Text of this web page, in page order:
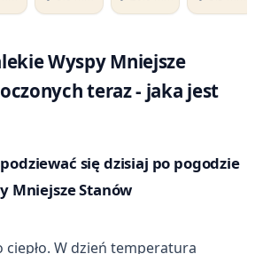
Wyspy Mniejsze
teraz - jaka jest
się dzisiaj po pogodzie
Mniejsze Stanów
W dzień temperatura